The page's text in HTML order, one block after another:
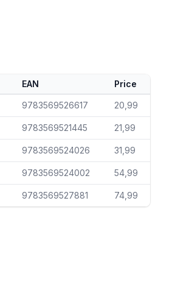
EAN Price
9783569526617 20,99
9783569521445 21,99
9783569524026 31,99
9783569524002 54,99
9783569527881 74,99